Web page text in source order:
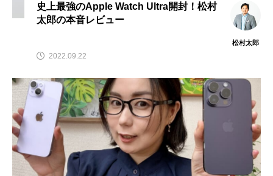
史上最強のApple Watch Ultra開封！松村
太郎の本音レビュー
松村太郎
2022.09.22